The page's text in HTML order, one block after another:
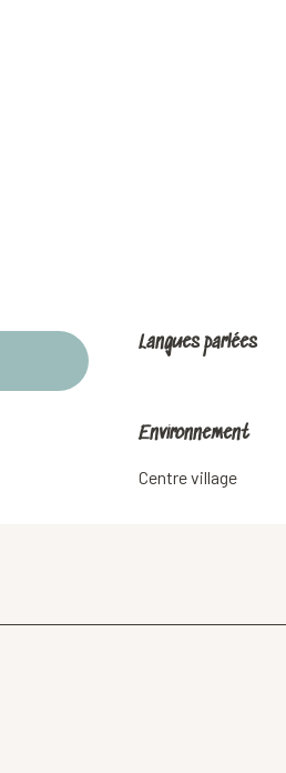
Langues parlées
Langues parlées
Environnement
Environnement
Centre village